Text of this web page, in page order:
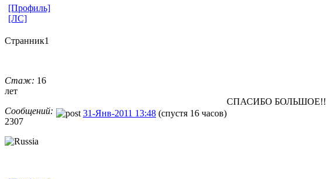
[Профиль]
[ЛС]
Странник1
Стаж: 16
лет
Сообщений:
2307
31-Янв-2011 13:48 (спустя 16 часов)
СПАСИБО БОЛЬШОЕ!!